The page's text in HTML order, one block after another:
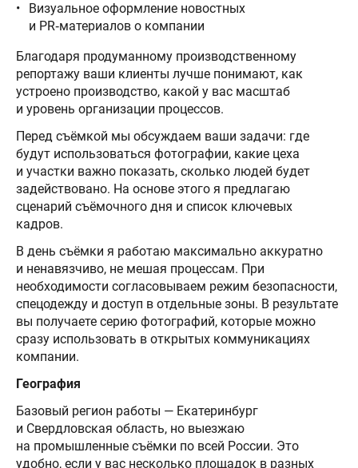
Визуальное оформление новостных
и PR‑материалов о компании
Благодаря продуманному производственному
репортажу ваши клиенты лучше понимают, как
устроено производство, какой у вас масштаб
и уровень организации процессов.
Перед съёмкой мы обсуждаем ваши задачи: где
будут использоваться фотографии, какие цеха
и участки важно показать, сколько людей будет
задействовано. На основе этого я предлагаю
сценарий съёмочного дня и список ключевых
кадров.
В день съёмки я работаю максимально аккуратно
и ненавязчиво, не мешая процессам. При
необходимости согласовываем режим безопасности,
спецодежду и доступ в отдельные зоны. В результате
вы получаете серию фотографий, которые можно
сразу использовать в открытых коммуникациях
компании.
География
Базовый регион работы — Екатеринбург
и Свердловская область, но выезжаю
на промышленные съёмки по всей России. Это
удобно, если у вас несколько площадок в разных